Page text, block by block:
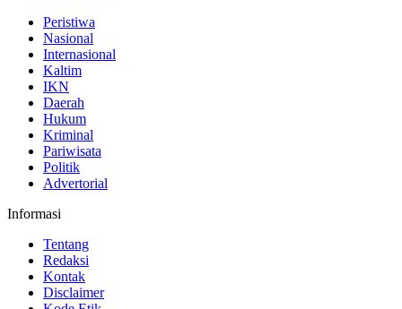
Peristiwa
Nasional
Internasional
Kaltim
IKN
Daerah
Hukum
Kriminal
Pariwisata
Politik
Advertorial
Informasi
Tentang
Redaksi
Kontak
Disclaimer